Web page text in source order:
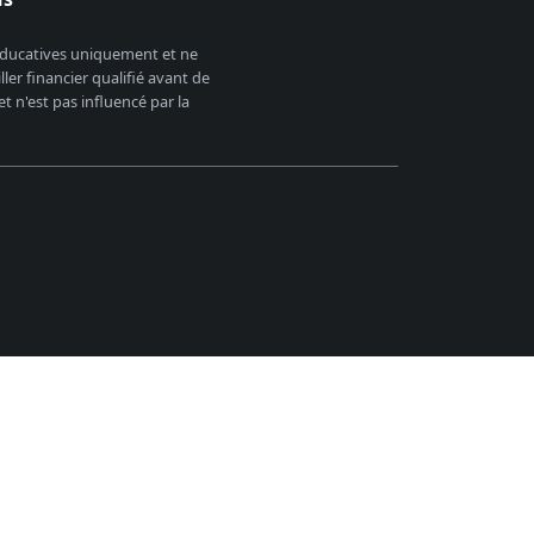
uniquement et ne
financier qualifié avant de
n'est pas influencé par la